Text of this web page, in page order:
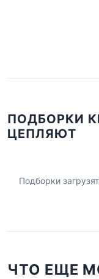
ПОДБОРКИ
ЦЕПЛЯЮТ
Подборки
ЧТО ЕЩЕ